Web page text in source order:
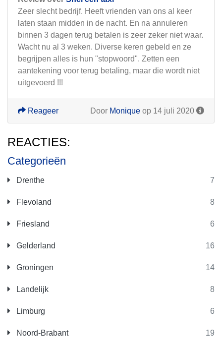
Categorieën
Drenthe 7
Flevoland 8
Friesland 6
Gelderland 16
Groningen 14
Landelijk 8
Limburg 6
Noord-Brabant 19
Zeer slecht bedrijf. Heeft vrienden van ons al keer
laten staan midden in de nacht. En na annuleren
binnen 3 dagen terug betalen is zeer zeker niet waar.
Wacht nu al 3 weken. Diverse keren gebeld en ze
begrijpen alles is hun "stopwoord". Zetten een
aantekening voor terug betaling, maar die wordt niet
uitgevoerd !!!
Door Monique op 14 juli 2020
Reageer
REACTIES: